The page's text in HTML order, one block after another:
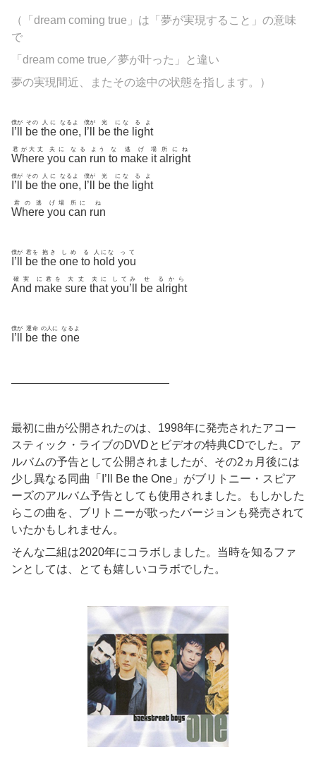
（「dream coming true」は「夢が実現すること」の意味
で
「dream come true／夢が叶った」と違い
夢の実現間近、またその途中の状態を指します。）
I’ll
僕が
be
その
the
人に
one
なるよ
, I’ll
僕が
be
光
the
にな
light
るよ
Where
君が大丈
you
夫に
can
なる
run
よう
to
な
make
逃げ
it
場
alright
所にね
I’ll
僕が
be
その
the
人に
one
なるよ
, I’ll
僕が
be
光
the
にな
light
るよ
Where
君の逃
you
げ場
can
所に
run
ね
I’ll
僕が
be
君を
the
抱き
one
しめ
to
る
hold
人にな
you
って
And
確実
make
に君を
sure
大丈
that
夫に
you’ll
してみ
be
せ
alright
るから
I’ll
僕が
be
運命
the
の人に
one
なるよ
——————————————
最初に曲が公開されたのは、1998年に発売されたアコー
スティック・ライブのDVDとビデオの特典CDでした。ア
ルバムの予告として公開されましたが、その2ヵ月後には
少し異なる同曲「I’ll Be the One」がブリトニー・スピア
ーズのアルバム予告としても使用されました。もしかした
らこの曲を、ブリトニーが歌ったバージョンも発売されて
いたかもしれません。
そんな二組は2020年にコラボしました。当時を知るファ
ンとしては、とても嬉しいコラボでした。